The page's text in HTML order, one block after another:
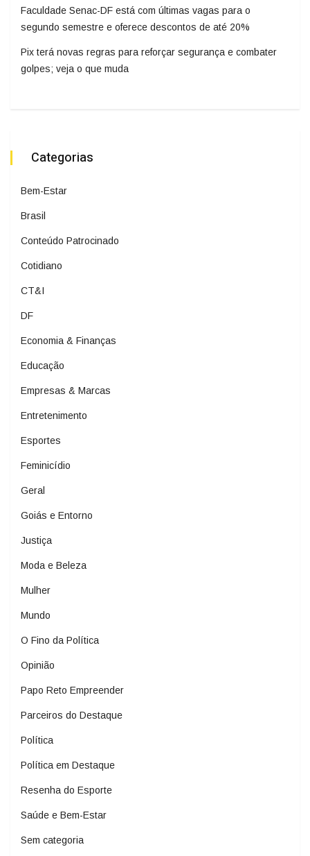
Faculdade Senac-DF está com últimas vagas para o
segundo semestre e oferece descontos de até 20%
Pix terá novas regras para reforçar segurança e combater
golpes; veja o que muda
Categorias
Bem-Estar
Brasil
Conteúdo Patrocinado
Cotidiano
CT&I
DF
Economia & Finanças
Educação
Empresas & Marcas
Entretenimento
Esportes
Feminicídio
Geral
Goiás e Entorno
Justiça
Moda e Beleza
Mulher
Mundo
O Fino da Política
Opinião
Papo Reto Empreender
Parceiros do Destaque
Política
Política em Destaque
Resenha do Esporte
Saúde e Bem-Estar
Sem categoria